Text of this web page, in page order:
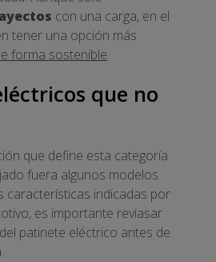
con una carga, en el
tener una opción más
forma sostenible.
que no
que define esta categoría
fuera algunos modelos
características indicadas por
es importante reviasar
patinete eléctrico antes de